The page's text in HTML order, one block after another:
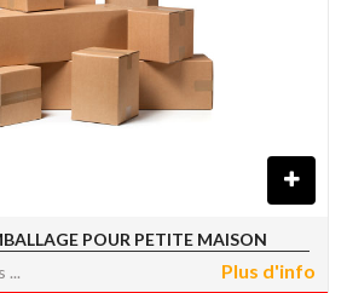
POUR PETITE MAISON
Plus d'info